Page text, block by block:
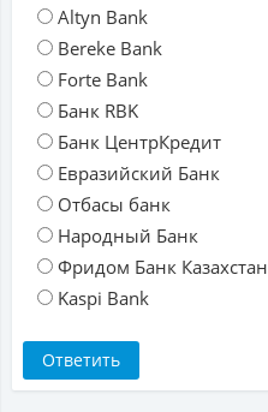
Altyn Bank
Bereke Bank
Forte Bank
Банк RBK
Банк ЦентрКредит
Евразийский Банк
Отбасы банк
Народный Банк
Фридом Банк Казахстан
Kaspi Bank